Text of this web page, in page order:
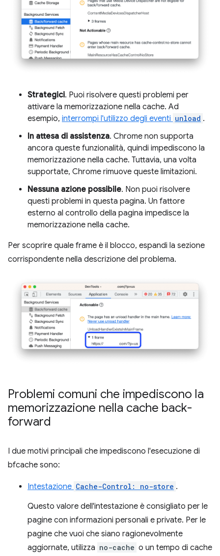
Strategici. Puoi risolvere questi problemi per
attivare la memorizzazione nella cache. Ad
esempio, interrompi l'utilizzo degli eventi unload .
In attesa di assistenza. Chrome non supporta
ancora queste funzionalità, quindi impediscono la
memorizzazione nella cache. Tuttavia, una volta
supportate, Chrome rimuove queste limitazioni.
Nessuna azione possibile. Non puoi risolvere
questi problemi in questa pagina. Un fattore
esterno al controllo della pagina impedisce la
memorizzazione nella cache.
Per scoprire quale frame è il blocco, espandi la sezione
corrispondente nella descrizione del problema.
Problemi comuni che impediscono la
memorizzazione nella cache back-
forward
I due motivi principali che impediscono l'esecuzione di
bfcache sono:
Intestazione Cache-Control: no-store .
Questo valore dell'intestazione è consigliato per le
pagine con informazioni personali e private. Per le
pagine che vuoi che siano ragionevolmente
aggiornate, utilizza no-cache o un tempo di cache